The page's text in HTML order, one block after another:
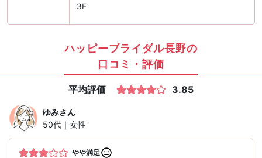
3F
ハッピーブライダル長野の
口コミ・評価
平均評価 3.85
ゆみさん
50代｜女性
やや満足